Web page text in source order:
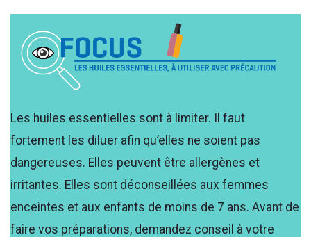
Les huiles essentielles sont à limiter. Il faut
fortement les diluer afin qu’elles ne soient pas
dangereuses. Elles peuvent être allergènes et
irritantes. Elles sont déconseillées aux femmes
enceintes et aux enfants de moins de 7 ans. Avant de
faire vos préparations, demandez conseil à votre